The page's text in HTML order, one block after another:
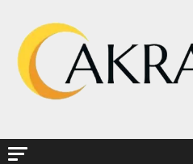
content